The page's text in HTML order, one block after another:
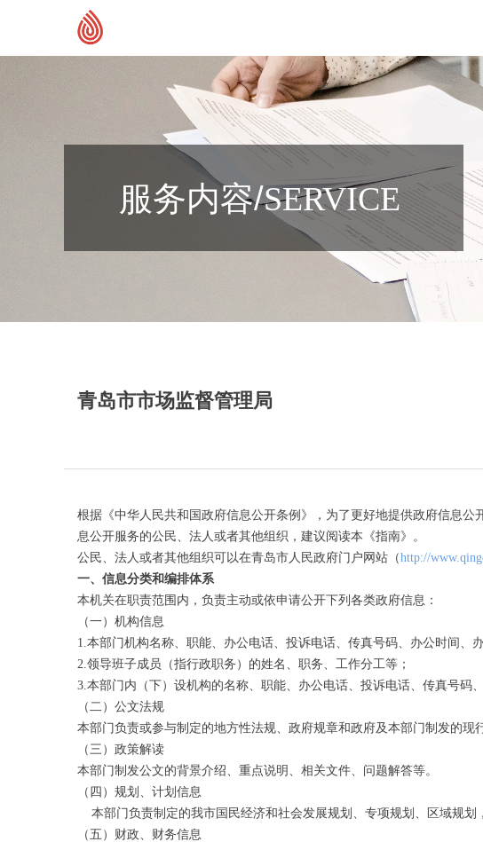
青岛市市场监督管理局
根据《中华人民共和国政府信息公开条例》，为了更好地提供政府信息
息公开服务的公民、法人或者其他组织，建议阅读本《指南》。
公民、法人或者其他组织可以在青岛市人民政府门户网站（http://
一、信息分类和编排体系
本机关在职责范围内，负责主动或依申请公开下列各类政府信息：
（一）机构信息
1.本部门机构名称、职能、办公电话、投诉电话、传真号码、办公时间、
2.领导班子成员（指行政职务）的姓名、职务、工作分工等；
3.本部门内（下）设机构的名称、职能、办公电话、投诉电话、传真号码
（二）公文法规
本部门负责或参与制定的地方性法规、政府规章和政府及本部门制发的
（三）政策解读
本部门制发公文的背景介绍、重点说明、相关文件、问题解答等。
（四）规划、计划信息
本部门负责制定的我市国民经济和社会发展规划、专项规划、区域规划
（五）财政、财务信息
服务内容/SERVICE